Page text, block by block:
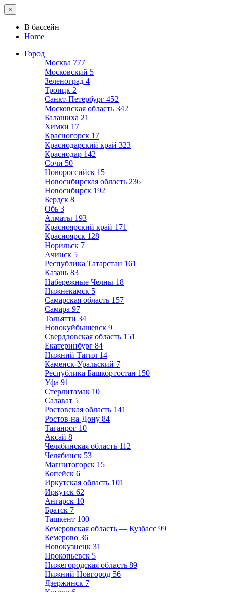
×
В бассейн
Home
Город
Москва 777
Московский 5
Зеленоград 4
Троицк 2
Санкт-Петербург 452
Московская область 342
Балашиха 21
Химки 17
Красногорск 17
Краснодарский край 323
Краснодар 142
Сочи 50
Новороссийск 15
Новосибирская область 236
Новосибирск 192
Бердск 8
Обь 3
Алматы 193
Красноярский край 171
Красноярск 128
Норильск 7
Ачинск 5
Республика Татарстан 161
Казань 83
Набережные Челны 18
Нижнекамск 5
Самарская область 157
Самара 97
Тольятти 34
Новокуйбышевск 9
Свердловская область 151
Екатеринбург 84
Нижний Тагил 14
Каменск-Уральский 7
Республика Башкортостан 150
Уфа 91
Стерлитамак 10
Салават 5
Ростовская область 141
Ростов-на-Дону 84
Таганрог 10
Аксай 8
Челябинская область 112
Челябинск 53
Магнитогорск 15
Копейск 6
Иркутская область 101
Иркутск 62
Ангарск 10
Братск 7
Ташкент 100
Кемеровская область — Кузбасс 99
Кемерово 36
Новокузнецк 31
Прокопьевск 5
Нижегородская область 89
Нижний Новгород 56
Дзержинск 7